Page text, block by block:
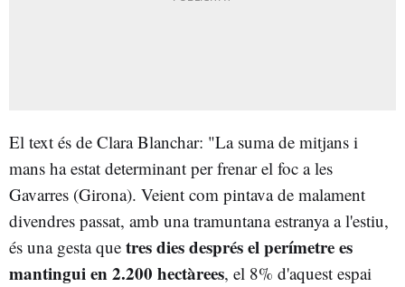
El text és de Clara Blanchar: "La suma de mitjans i
mans ha estat determinant per frenar el foc a les
Gavarres (Girona). Veient com pintava de malament
divendres passat, amb una tramuntana estranya a l'estiu,
és una gesta que tres dies després el perímetre es
mantingui en 2.200 hectàrees, el 8% d'aquest espai